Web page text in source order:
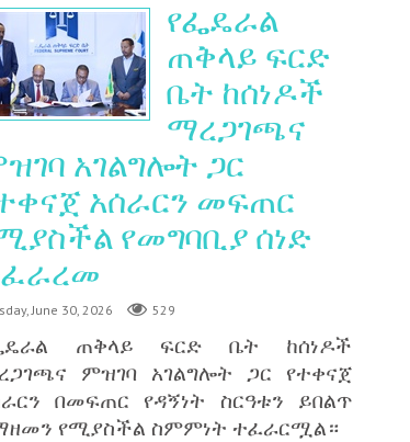
የፌዴራል
ጠቅላይ ፍርድ
ቤት ከሰነዶች
ማረጋገጫና
አገልግሎት ጋር
አሰራርን መፍጠር
የመግባቢያ ሰነድ
June 30, 2026 529
ጠቅላይ ፍርድ ቤት ከሰነዶች
ምዝገባ አገልግሎት ጋር የተቀናጀ
በመፍጠር የዳኝነት ስርዓቱን ይበልጥ
የሚያስችል ስምምነት ተፈራርሟል።